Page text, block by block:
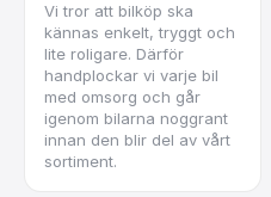
Vi tror att bilköp ska
kännas enkelt, tryggt och
lite roligare. Därför
handplockar vi varje bil
med omsorg och går
igenom bilarna noggrant
innan den blir del av vårt
sortiment.